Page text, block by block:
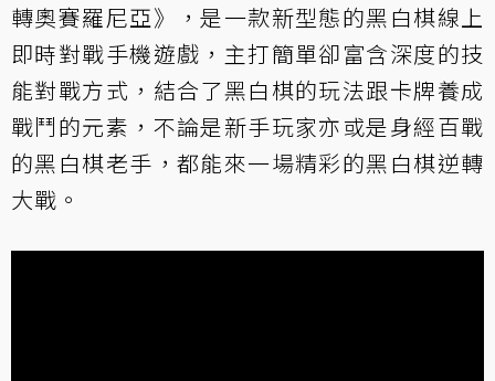
轉奧賽羅尼亞》，是一款新型態的黑白棋線上
即時對戰手機遊戲，主打簡單卻富含深度的技
能對戰方式，結合了黑白棋的玩法跟卡牌養成
戰鬥的元素，不論是新手玩家亦或是身經百戰
的黑白棋老手，都能來一場精彩的黑白棋逆轉
大戰。